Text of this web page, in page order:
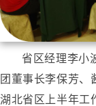
省区经理李小
团董事长李保芳、
湖北省区上半年工